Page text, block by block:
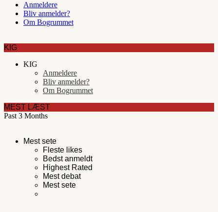
Anmeldere
Bliv anmelder?
Om Bogrummet
KIG
KIG
Anmeldere
Bliv anmelder?
Om Bogrummet
MEST LÆST
Past 3 Months
Mest sete
Fleste likes
Bedst anmeldt
Highest Rated
Mest debat
Mest sete